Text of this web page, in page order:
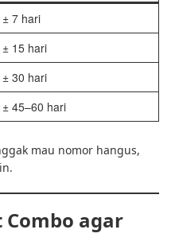
± 7 hari
± 15 hari
± 30 hari
± 45–60 hari
mau nomor hangus,
agar